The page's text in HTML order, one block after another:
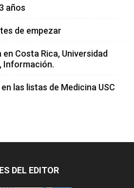
años
de empezar
Costa Rica, Universidad
Información.
las listas de Medicina USC
DEL EDITOR